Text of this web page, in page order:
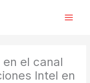
el canal
Intel en